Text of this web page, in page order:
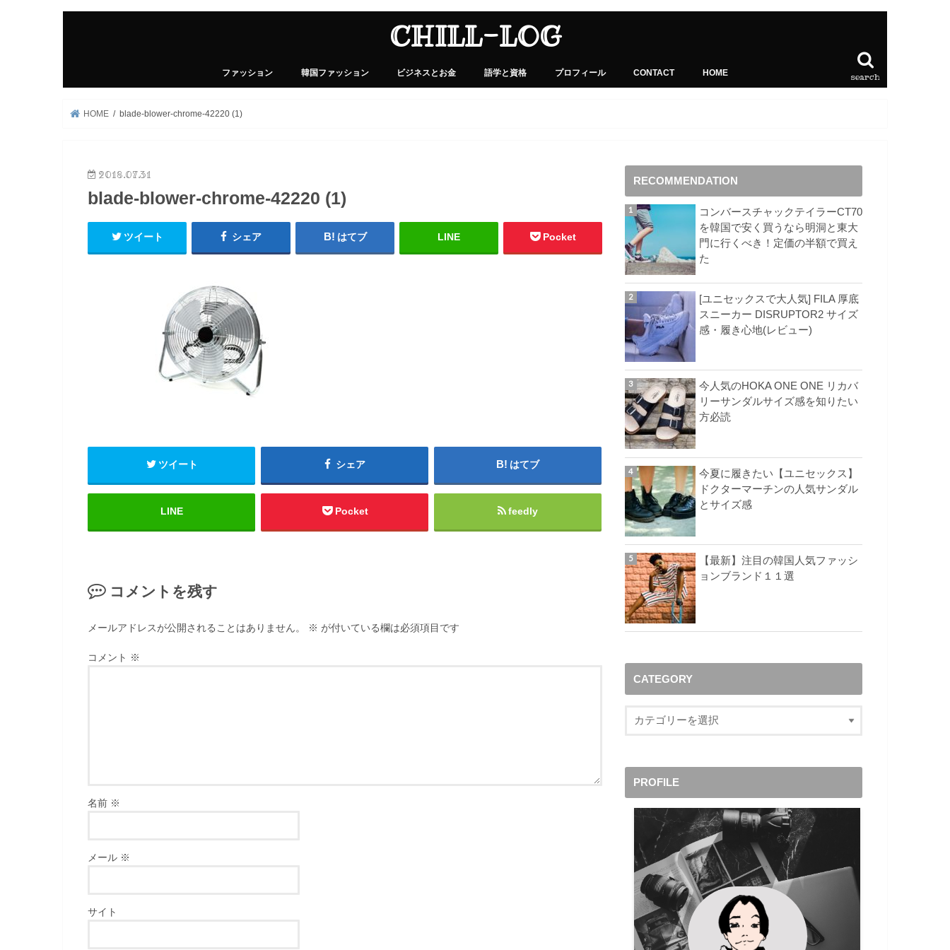
CHILL-LOG
search
ファッション 韓国ファッション ビジネスとお金 語学と資格 プロフィール CONTACT HOME
HOME blade-blower-chrome-42220 (1)
2018.07.31
blade-blower-chrome-42220 (1)
ツイート シェア はてブ LINE Pocket
ツイート シェア はてブ
LINE Pocket feedly
コメントを残す
メールアドレスが公開されることはありません。 ※ が付いている欄は必須項目です
コメント ※
名前 ※
メール ※
サイト
RECOMMENDATION
コンバースチャックテイラーCT70
を韓国で安く買うなら明洞と東大
門に行くべき！定価の半額で買え
た
[ユニセックスで大人気] FILA 厚底
スニーカー DISRUPTOR2 サイズ
感・履き心地(レビュー)
今人気のHOKA ONE ONE リカバ
リーサンダルサイズ感を知りたい
方必読
今夏に履きたい【ユニセックス】
ドクターマーチンの人気サンダル
とサイズ感
【最新】注目の韓国人気ファッシ
ョンブランド１１選
CATEGORY
PROFILE